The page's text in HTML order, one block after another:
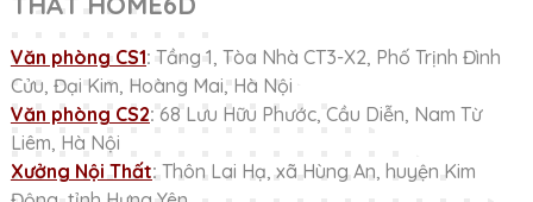
Văn phòng CS1: Tầng 1, Tòa Nhà CT3-X2, Phố Trịnh Đình
Cửu, Đại Kim, Hoàng Mai, Hà Nội
Văn phòng CS2: 68 Lưu Hữu Phước, Cầu Diễn, Nam Từ
Liêm, Hà Nội
Xưởng Nội Thất: Thôn Lai Hạ, xã Hùng An, huyện Kim